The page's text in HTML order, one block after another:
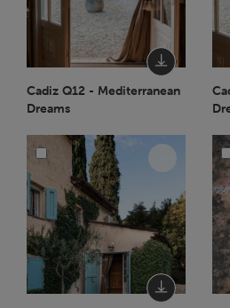
Cadiz Q12 - Mediterranean
Dreams